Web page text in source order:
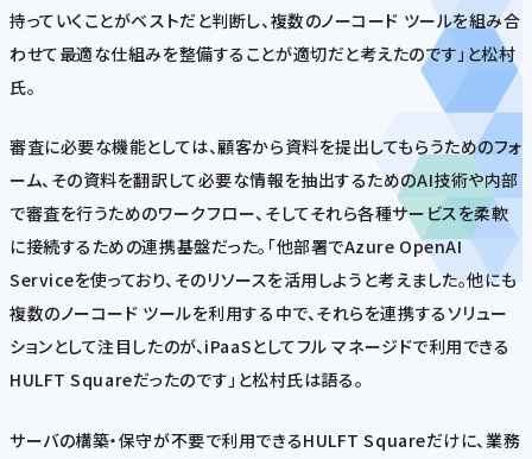
持っていくことがベストだと判断し、複数のノーコード ツールを組み合
わせて最適な仕組みを整備することが適切だと考えたのです」と松村
氏。
審査に必要な機能としては、顧客から資料を提出してもらうためのフォ
ーム、その資料を翻訳して必要な情報を抽出するためのAI技術や内部
で審査を行うためのワークフロー、そしてそれら各種サービスを柔軟
に接続するための連携基盤だった。「他部署でAzure OpenAI
Serviceを使っており、そのリソースを活用しようと考えました。他にも
複数のノーコード ツールを利用する中で、それらを連携するソリュー
ションとして注目したのが、iPaaSとしてフル マネージドで利用できる
HULFT Squareだったのです」と松村氏は語る。
サーバの構築・保守が不要で利用できるHULFT Squareだけに、業務